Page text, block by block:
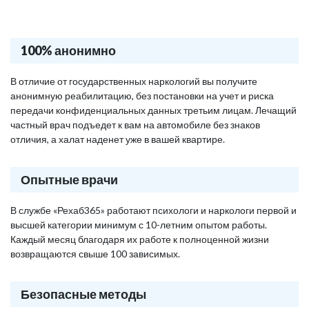
100% анонимно
В отличие от государственных наркологий вы получите
анонимную реабилитацию, без постановки на учет и риска
передачи конфиденциальных данных третьим лицам. Лечащий
частный врач подъедет к вам на автомобиле без знаков
отличия, а халат наденет уже в вашей квартире.
Опытные врачи
В службе «Рехаб365» работают психологи и наркологи первой и
высшей категории минимум с 10-летним опытом работы.
Каждый месяц благодаря их работе к полноценной жизни
возвращаются свыше 100 зависимых.
Безопасные методы